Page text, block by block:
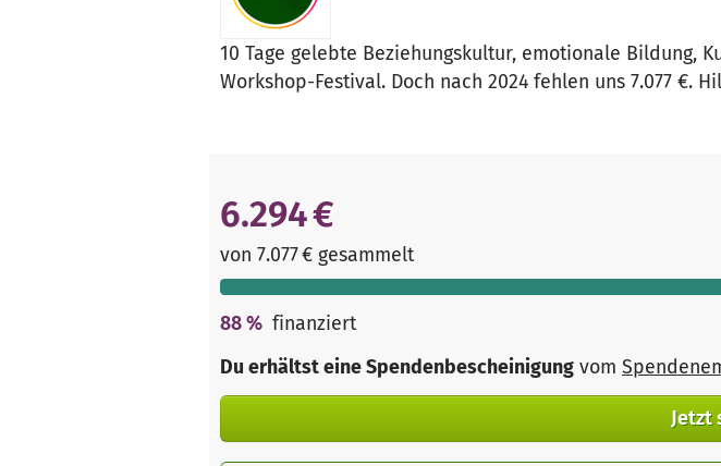
10 Tage gelebte Beziehungskultur, emotionale Bildung,
Workshop-Festival. Doch nach 2024 fehlen uns 7.077
6.294 €
von 7.077 € gesammelt
88% finanziert
Du erhältst eine Spendenbescheinigung vom
Jetzt